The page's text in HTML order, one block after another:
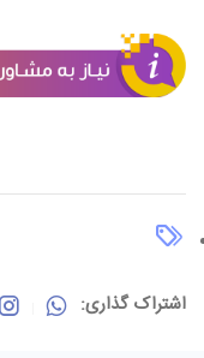
اشتراک گذاری: